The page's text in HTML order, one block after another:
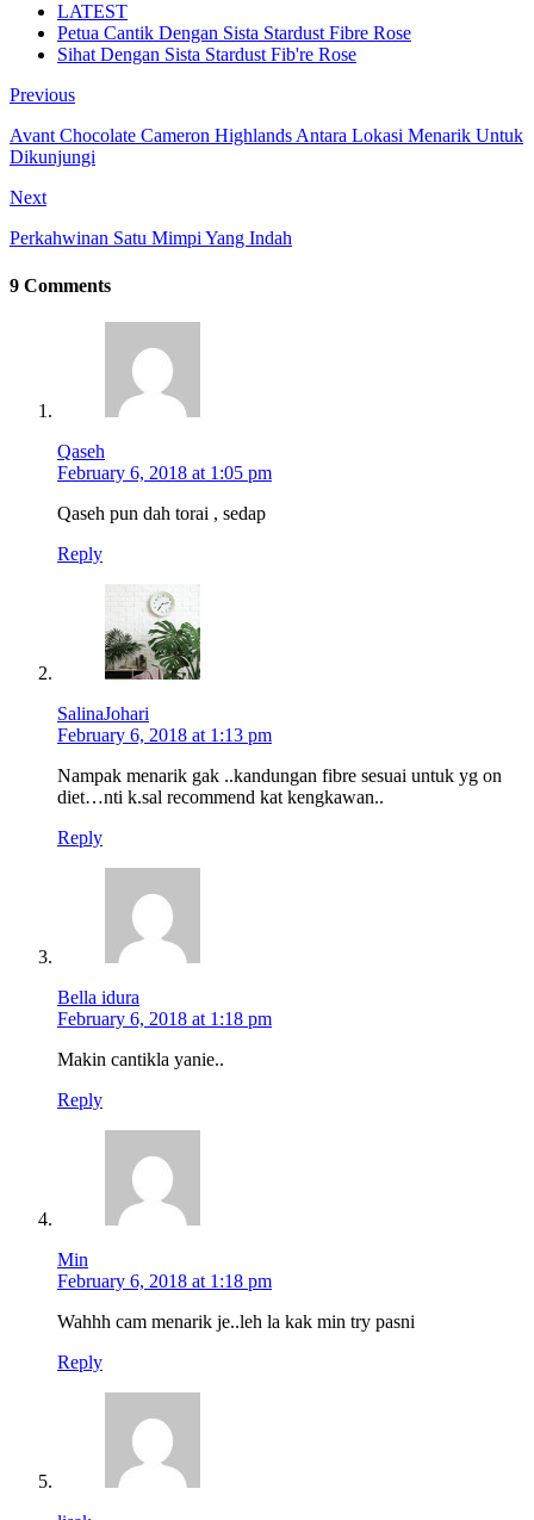
LATEST
Petua Cantik Dengan Sista Stardust Fibre Rose
Sihat Dengan Sista Stardust Fib're Rose
Previous
Avant Chocolate Cameron Highlands Antara Lokasi Menarik Untuk
Dikunjungi
Next
Perkahwinan Satu Mimpi Yang Indah
9 Comments
Qaseh
February 6, 2018 at 1:05 pm
Qaseh pun dah torai , sedap
Reply
SalinaJohari
February 6, 2018 at 1:13 pm
Nampak menarik gak ..kandungan fibre sesuai untuk yg on
diet…nti k.sal recommend kat kengkawan..
Reply
Bella idura
February 6, 2018 at 1:18 pm
Makin cantikla yanie..
Reply
Min
February 6, 2018 at 1:18 pm
Wahhh cam menarik je..leh la kak min try pasni
Reply